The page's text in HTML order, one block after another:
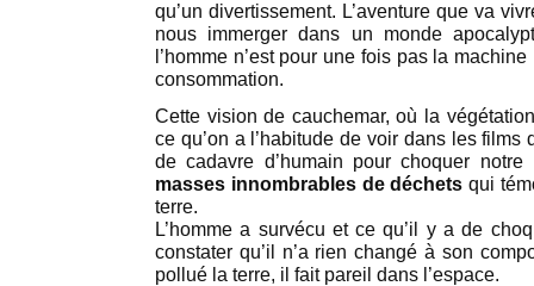
qu’un divertissement. L’aventure que va
nous immerger dans un monde
l’homme n’est pour une fois pas la
consommation.
Cette vision de cauchemar, où la
ce qu’on a l’habitude de voir dans les films
de cadavre d’humain pour choquer
masses innombrables de déchets qui
terre.
L’homme a survécu et ce qu’il y a de
constater qu’il n’a rien changé à son
pollué la terre, il fait pareil dans l’espace.